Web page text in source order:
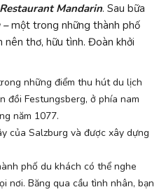
Mandarin. Sau bữa
–một trong những thành phố
nên thơ, hữu tình. Đoàn khởi
những điểm thu hút du lịch
đồi Festungsberg, ở phía nam
năm 1077.
của Salzburg và được xây dựng
phố du khách có thể nghe
nơi. Băng qua cầu tình nhân, bạn